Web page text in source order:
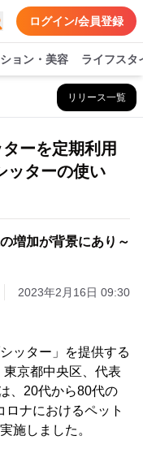
ログイン/会員登録
ョン・美容 ライフスタ
リリース一覧
ーを定期利用
ターの使い
増加が背景にあり～
2023年2月16日 09:30
ッター」を提供する
京都中央区、代表
、20代から80代の
ナにおけるペット
施しました。